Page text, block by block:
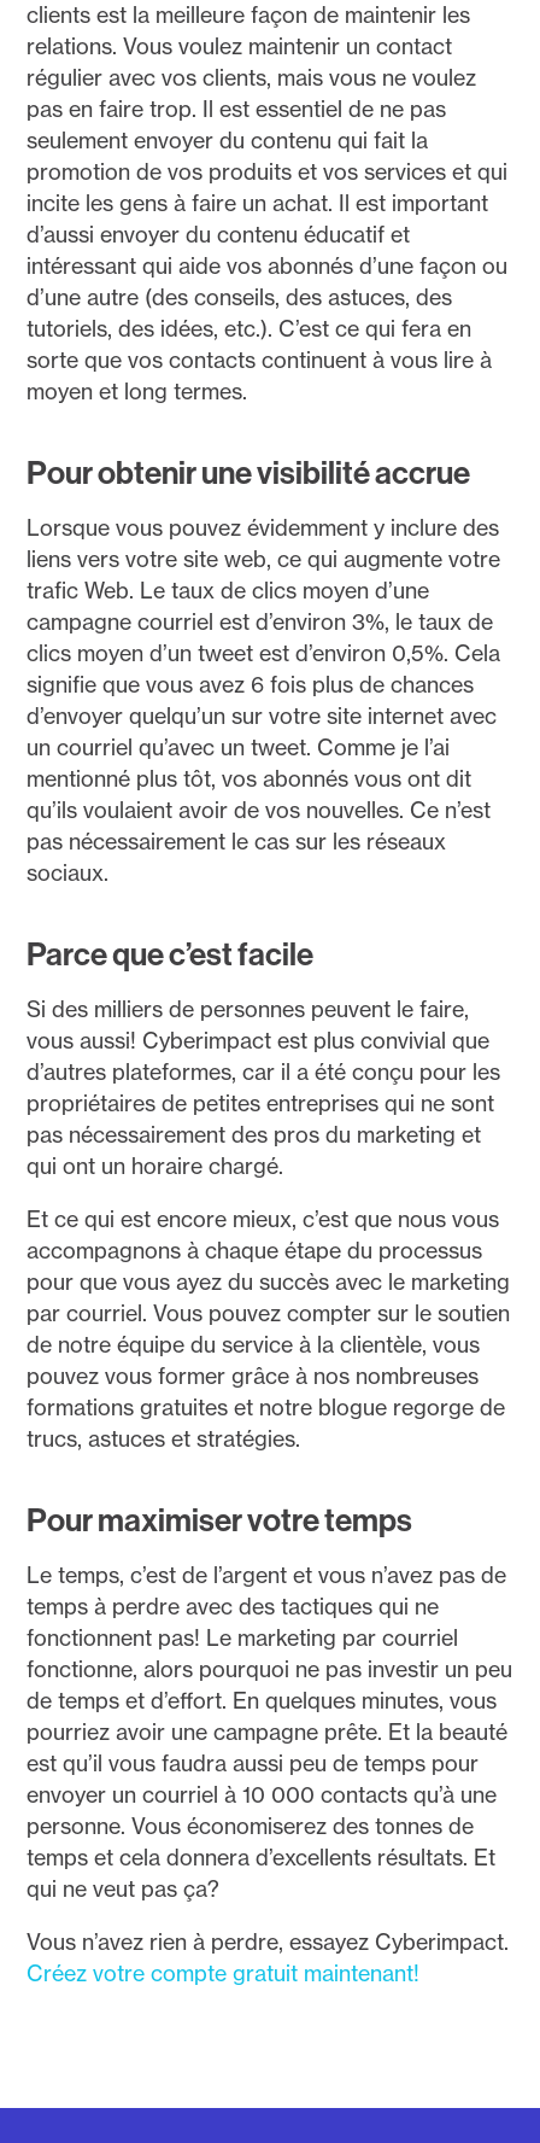
clients est la meilleure façon de maintenir les
relations. Vous voulez maintenir un contact
régulier avec vos clients, mais vous ne voulez
pas en faire trop. Il est essentiel de ne pas
seulement envoyer du contenu qui fait la
promotion de vos produits et vos services et qui
incite les gens à faire un achat. Il est important
d’aussi envoyer du contenu éducatif et
intéressant qui aide vos abonnés d’une façon ou
d’une autre (des conseils, des astuces, des
tutoriels, des idées, etc.). C’est ce qui fera en
sorte que vos contacts continuent à vous lire à
moyen et long termes.
Pour obtenir une visibilité accrue
Lorsque vous pouvez évidemment y inclure des
liens vers votre site web, ce qui augmente votre
trafic Web. Le taux de clics moyen d’une
campagne courriel est d’environ 3%, le taux de
clics moyen d’un tweet est d’environ 0,5%. Cela
signifie que vous avez 6 fois plus de chances
d’envoyer quelqu’un sur votre site internet avec
un courriel qu’avec un tweet. Comme je l’ai
mentionné plus tôt, vos abonnés vous ont dit
qu’ils voulaient avoir de vos nouvelles. Ce n’est
pas nécessairement le cas sur les réseaux
sociaux.
Parce que c’est facile
Si des milliers de personnes peuvent le faire,
vous aussi! Cyberimpact est plus convivial que
d’autres plateformes, car il a été conçu pour les
propriétaires de petites entreprises qui ne sont
pas nécessairement des pros du marketing et
qui ont un horaire chargé.
Et ce qui est encore mieux, c’est que nous vous
accompagnons à chaque étape du processus
pour que vous ayez du succès avec le marketing
par courriel. Vous pouvez compter sur le soutien
de notre équipe du service à la clientèle, vous
pouvez vous former grâce à nos nombreuses
formations gratuites et notre blogue regorge de
trucs, astuces et stratégies.
Pour maximiser votre temps
Le temps, c’est de l’argent et vous n’avez pas de
temps à perdre avec des tactiques qui ne
fonctionnent pas! Le marketing par courriel
fonctionne, alors pourquoi ne pas investir un peu
de temps et d’effort. En quelques minutes, vous
pourriez avoir une campagne prête. Et la beauté
est qu’il vous faudra aussi peu de temps pour
envoyer un courriel à 10 000 contacts qu’à une
personne. Vous économiserez des tonnes de
temps et cela donnera d’excellents résultats. Et
qui ne veut pas ça?
Vous n’avez rien à perdre, essayez Cyberimpact.
Créez votre compte gratuit maintenant!